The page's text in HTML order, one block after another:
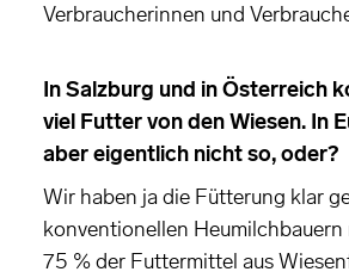
Verbraucherinnen und
In Salzburg und in Österreich
viel Futter von den Wiesen. In
aber eigentlich nicht so, oder?
Wir haben ja die Fütterung klar
konventionellen Heumilchbauern
75 % der Futtermittel aus